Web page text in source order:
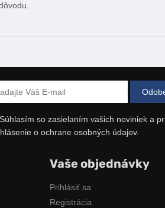
Súhlasím so zasielaním vašich noviniek a
o ochrane osobných údajov.
Vaše objednávky
Prihlásiť sa
Registrácia